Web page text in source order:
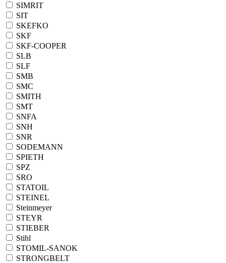
SIMRIT
SIT
SKEFKO
SKF
SKF-COOPER
SLB
SLF
SMB
SMC
SMITH
SMT
SNFA
SNH
SNR
SODEMANN
SPIETH
SPZ
SRO
STATOIL
STEINEL
Steinmeyer
STEYR
STIEBER
Stihl
STOMIL-SANOK
STRONGBELT